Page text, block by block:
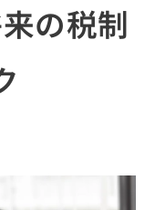
の税制